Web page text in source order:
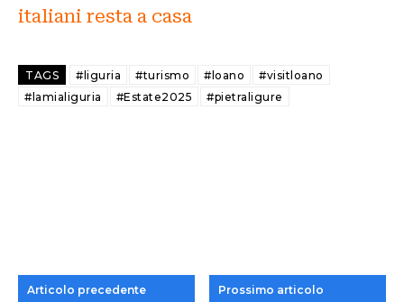
italiani resta a casa
TAGS #liguria #turismo #loano
#visitloano
#lamialiguria
#Estate2025 #pietraligure
Articolo precedente Prossimo articolo